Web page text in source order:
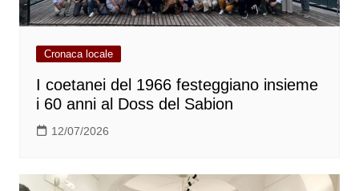
Cronaca locale
I coetanei del 1966 festeggiano insieme
i 60 anni al Doss del Sabion
12/07/2026